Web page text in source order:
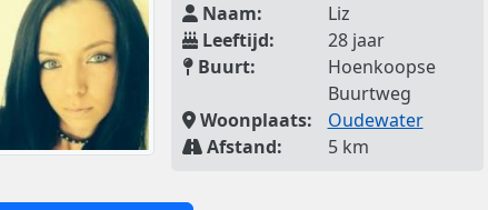
Naam:
Liz
Leeftijd:
28 jaar
Buurt:
Hoenkoopse
Buurtweg
Woonplaats:
Oudewater
Afstand:
5 km